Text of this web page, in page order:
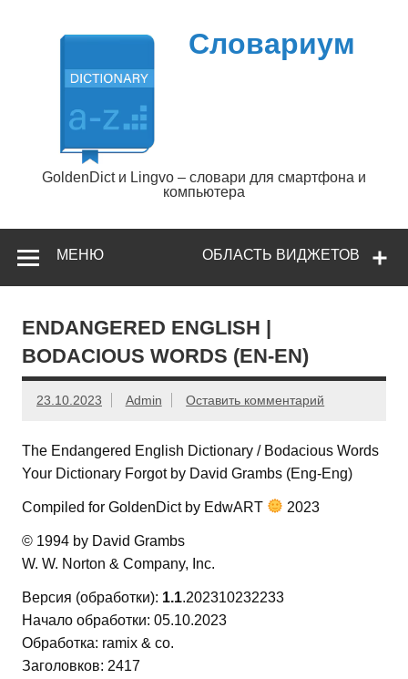
содержимому
Словариум
GoldenDict и Lingvo – словари для смартфона и
компьютера
ОБЛАСТЬ ВИДЖЕТОВ
МЕНЮ
ENDANGERED ENGLISH |
BODACIOUS WORDS (EN-EN)
23.10.2023 Admin Оставить комментарий
The Endangered English Dictionary / Bodacious Words
Your Dictionary Forgot by David Grambs (Eng-Eng)
Compiled for GoldenDict by EdwART 2023
© 1994 by David Grambs
W. W. Norton & Company, Inc.
Версия (обработки): 1.1.202310232233
Начало обработки: 05.10.2023
Обработка: ramix & co.
Заголовков: 2417